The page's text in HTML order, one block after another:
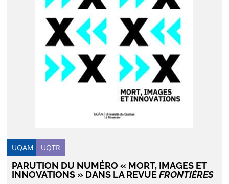
UQAM UQTR
PARUTION DU NUMÉRO « MORT, IMAGES ET
INNOVATIONS » DANS LA REVUEFRONTIÈRES